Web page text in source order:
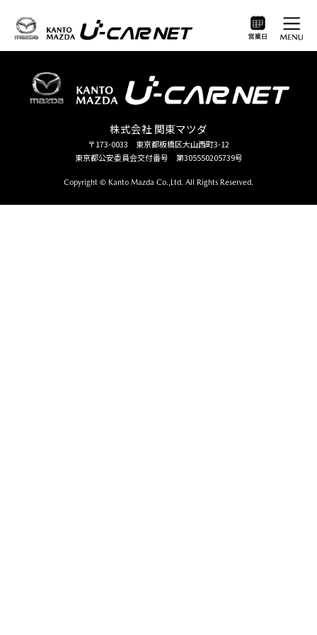
この車両は掲載が終了しました
株式会社 関東マツダ
〒173-0033 東京都板橋区大山西町3-12
東京都公安委員会交付番号 第305550205739号
Copyright © Kanto Mazda Co.,Ltd. All Rights Reserved.